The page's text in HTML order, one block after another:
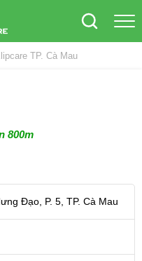
TP. Cà Mau
800m
Đạo, P. 5, TP. Cà Mau